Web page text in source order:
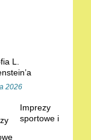
L.
2026
Imprezy
sportowe i